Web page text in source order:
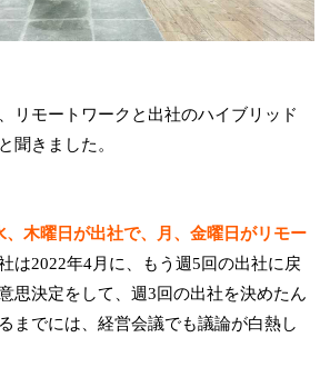
リモートワークと出社のハイブリッド
聞きました。
、木曜日が出社で、月、金曜日がリモー
は2022年4月に、もう週5回の出社に戻
思決定をして、週3回の出社を決めたん
までには、経営会議でも議論が白熱し